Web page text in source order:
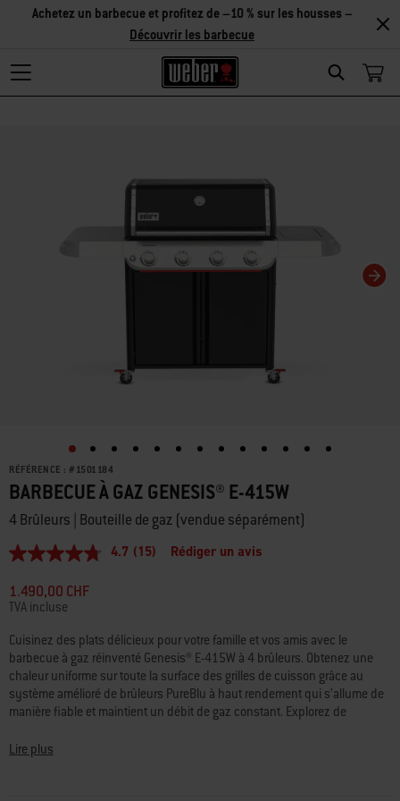
Search
Achetez un barbecue et profitez de –10 % sur les housses –
Découvrir les barbecue
RÉFÉRENCE : # 1501184
BARBECUE À GAZ GENESIS® E-415W
4 Brûleurs | Bouteille de gaz (vendue séparément)
4.7
sur
5,
valeur
de
la
note
moyenne.
Read
15
Reviews.
sur
la
4.7 (15) Rédiger un avis
1.490,00 CHF
TVA incluse
Cuisinez des plats délicieux pour votre famille et vos amis avec le
barbecue à gaz réinventé Genesis® E-415W à 4 brûleurs. Obtenez une
chaleur uniforme sur toute la surface des grilles de cuisson grâce au
système amélioré de brûleurs PureBlu à haut rendement qui s’allume de
manière fiable et maintient un débit de gaz constant. Explorez de
cuisson Weber Crafted® Gourmet BBQ System incluses qui peuvent
Lire plus